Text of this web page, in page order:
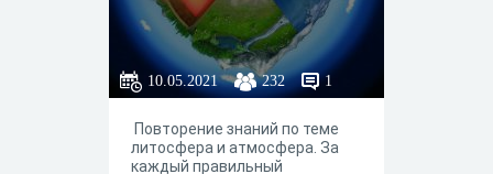
10.05.2021 232 1
Повторение знаний по теме
литосфера и атмосфера. За
каждый правильный